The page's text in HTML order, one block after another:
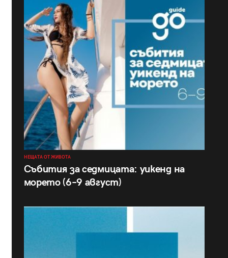
НЕЩАТА ОТ ЖИВОТА
Събития за седмицата: уикенд на
морето (6–9 август)